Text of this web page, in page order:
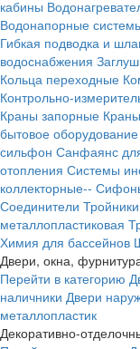
кабины
Водонапорные
Гибкая подводка и
водоснабжения
Кольца переходные
Контрольно-
Краны запорные
бытовое оборудование
сильфон Санфаянс
отопления Системы
коллекторные--
Соединители Тройники
металлопластиковая
Химия для бассейнов
Двери, окна,
Перейти в категорию
наличники Двери
металлопластик
Декоративно-